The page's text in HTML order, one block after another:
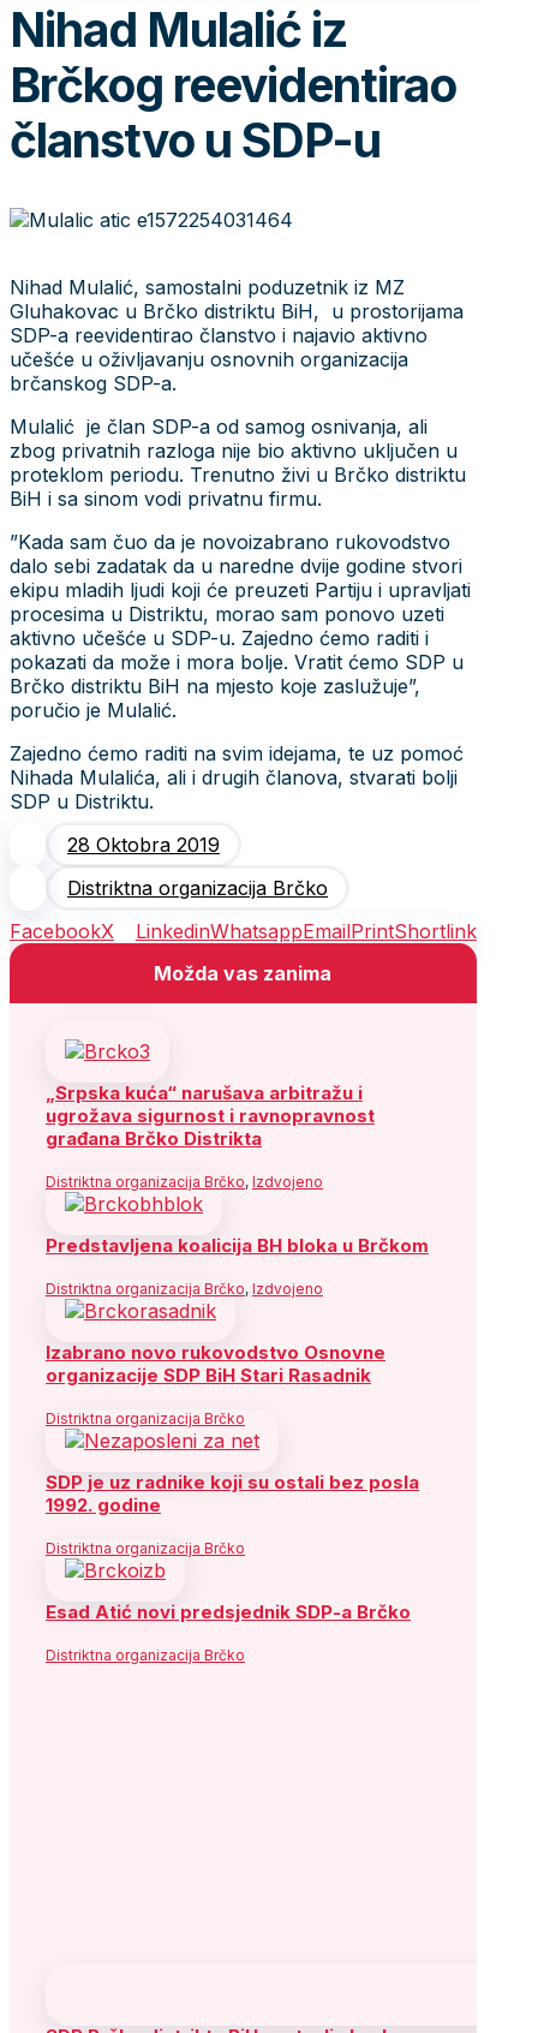
Nihad Mulalić iz
Brčkog reevidentirao
članstvo u SDP-u
Nihad Mulalić, samostalni poduzetnik iz MZ
Gluhakovac u Brčko distriktu BiH, u prostorijama
SDP-a reevidentirao članstvo i najavio aktivno
učešće u oživljavanju osnovnih organizacija
brčanskog SDP-a.
Mulalić je član SDP-a od samog osnivanja, ali
zbog privatnih razloga nije bio aktivno uključen u
proteklom periodu. Trenutno živi u Brčko distriktu
BiH i sa sinom vodi privatnu firmu.
”Kada sam čuo da je novoizabrano rukovodstvo
dalo sebi zadatak da u naredne dvije godine stvori
ekipu mladih ljudi koji će preuzeti Partiju i upravljati
procesima u Distriktu, morao sam ponovo uzeti
aktivno učešće u SDP-u. Zajedno ćemo raditi i
pokazati da može i mora bolje. Vratit ćemo SDP u
Brčko distriktu BiH na mjesto koje zaslužuje”,
poručio je Mulalić.
Zajedno ćemo raditi na svim idejama, te uz pomoć
Nihada Mulalića, ali i drugih članova, stvarati bolji
SDP u Distriktu.
28 Oktobra 2019
Distriktna organizacija Brčko
FacebookX LinkedinWhatsappEmailPrintShortlink
Možda vas zanima
„Srpska kuća“ narušava arbitražu i
ugrožava sigurnost i ravnopravnost
građana Brčko Distrikta
Distriktna organizacija Brčko, Izdvojeno
Predstavljena koalicija BH bloka u Brčkom
Distriktna organizacija Brčko, Izdvojeno
Izabrano novo rukovodstvo Osnovne
organizacije SDP BiH Stari Rasadnik
Distriktna organizacija Brčko
SDP je uz radnike koji su ostali bez posla
1992. godine
Distriktna organizacija Brčko
Esad Atić novi predsjednik SDP-a Brčko
Distriktna organizacija Brčko